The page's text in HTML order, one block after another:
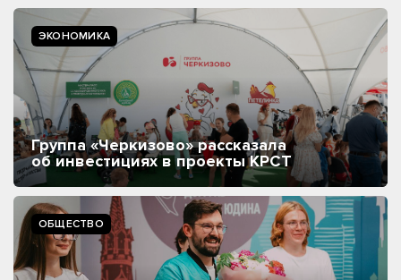
ЭКОНОМИКА
Группа «Черкизово» рассказала
об инвестициях в проекты КРСТ
ОБЩЕСТВО